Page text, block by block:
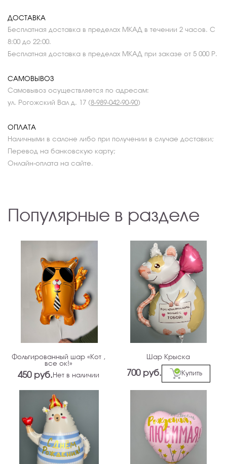
ДОСТАВКА
Бесплатная доставка в пределах МКАД в течении 2 часов. С
8:00 до 22:00.
Бесплатная доставка в пределах МКАД при заказе от 5 000 Р.
САМОВЫВОЗ
Самовывоз осуществляется по адресам:
ул. Рогожский Вал д. 17 (8-989-042-90-90)
ОПЛАТА
Наличными в салоне либо при получении в случае доставки;
Перевод на банковскую карту;
Онлайн-оплата на сайте.
Популярные в разделе
Фольгированный шар «Кот ,
все ок!»
450 руб. Нет в наличии
Шар Крыска
700 руб. Купить